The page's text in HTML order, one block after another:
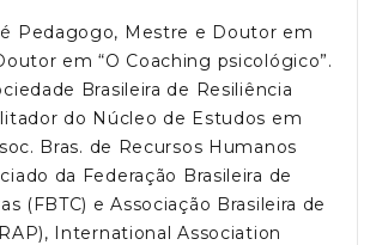
Pedagogo, Mestre e Doutor em
em “O Coaching psicológico”.
Brasileira de Resiliência
do Núcleo de Estudos em
Bras. de Recursos Humanos
da Federação Brasileira de
(FBTC) e Associação Brasileira de
International Association